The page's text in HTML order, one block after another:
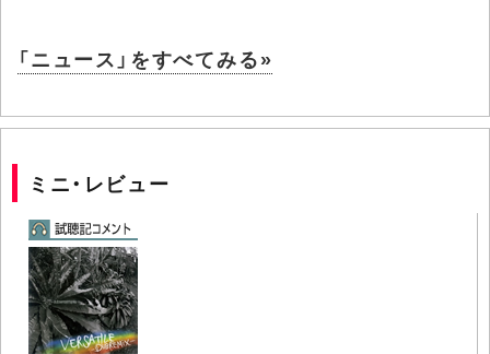
「ニュース」をすべてみる»
ミニ・レビュー